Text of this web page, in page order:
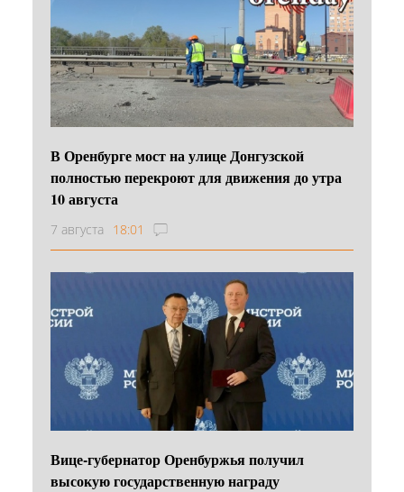
В Оренбурге мост на улице Донгузской
полностью перекроют для движения до утра
10 августа
7 августа 18:01
Вице-губернатор Оренбуржья получил
высокую государственную награду